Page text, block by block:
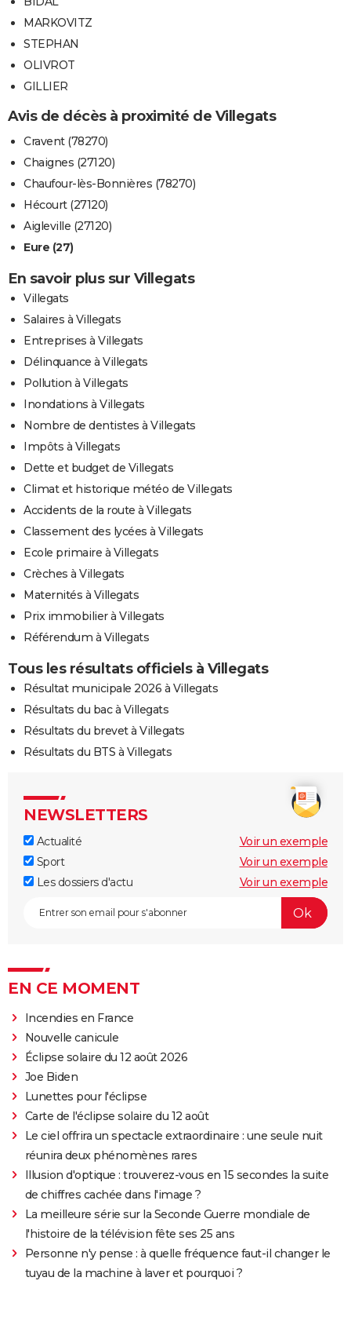
MARKOVITZ
STEPHAN
OLIVROT
GILLIER
Avis de décès à proximité de Villegats
Cravent (78270)
Chaignes (27120)
Chaufour-lès-Bonnières (78270)
Hécourt (27120)
Aigleville (27120)
Eure (27)
En savoir plus sur Villegats
Villegats
Salaires à Villegats
Entreprises à Villegats
Délinquance à Villegats
Pollution à Villegats
Inondations à Villegats
Nombre de dentistes à Villegats
Impôts à Villegats
Dette et budget de Villegats
Climat et historique météo de Villegats
Accidents de la route à Villegats
Classement des lycées à Villegats
Ecole primaire à Villegats
Crèches à Villegats
Maternités à Villegats
Prix immobilier à Villegats
Référendum à Villegats
Tous les résultats officiels à Villegats
Résultat municipale 2026 à Villegats
Résultats du bac à Villegats
Résultats du brevet à Villegats
Résultats du BTS à Villegats
NEWSLETTERS
Actualité
Voir un exemple
Sport
Voir un exemple
Les dossiers d'actu
Voir un exemple
EN CE MOMENT
Incendies en France
Nouvelle canicule
Éclipse solaire du 12 août 2026
Joe Biden
Lunettes pour l'éclipse
Carte de l'éclipse solaire du 12 août
Le ciel offrira un spectacle extraordinaire : une seule nuit
réunira deux phénomènes rares
Illusion d'optique : trouverez-vous en 15 secondes la suite
de chiffres cachée dans l'image ?
La meilleure série sur la Seconde Guerre mondiale de
l'histoire de la télévision fête ses 25 ans
Personne n'y pense : à quelle fréquence faut-il changer le
tuyau de la machine à laver et pourquoi ?